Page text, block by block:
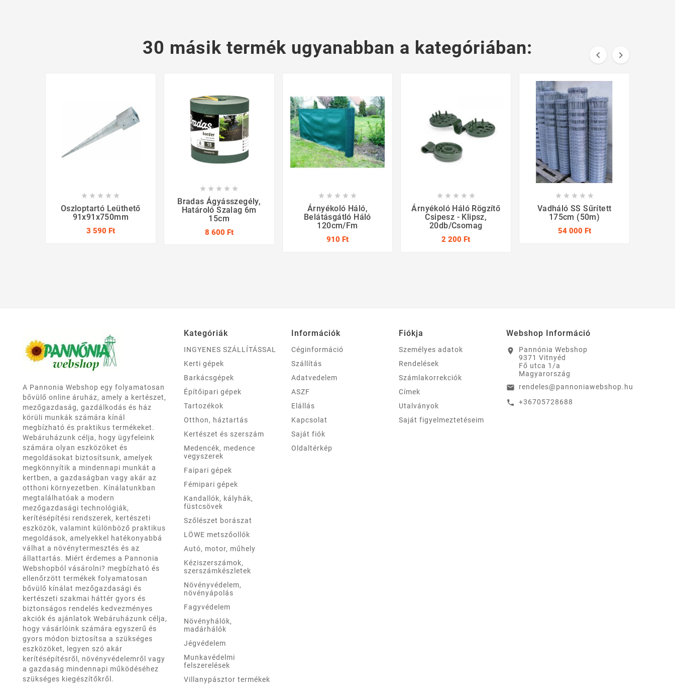
30 másik termék ugyanabban a kategóriában:  
    
Oszloptartó Leüthető
91x91x750mm
3 590 Ft
    
Bradas Ágyásszegély,
Határoló Szalag 6m
15cm
8 600 Ft
    
Árnyékoló Háló,
Belátásgátló Háló
120cm/fm
910 Ft
    
Árnyékoló Háló Rögzítő
Csipesz - Klipsz,
20db/csomag
2 200 Ft
    
Vadháló SS Sűrített
175cm (50m)
54 000 Ft
A Pannonia Webshop egy folyamatosan
bővülő online áruház, amely a kertészet,
mezőgazdaság, gazdálkodás és ház
körüli munkák számára kínál
megbízható és praktikus termékeket.
Webáruházunk célja, hogy ügyfeleink
számára olyan eszközöket és
megoldásokat biztosítsunk, amelyek
megkönnyítik a mindennapi munkát a
kertben, a gazdaságban vagy akár az
otthoni környezetben. Kínálatunkban
megtalálhatóak a modern
mezőgazdasági technológiák,
kerítésépítési rendszerek, kertészeti
eszközök, valamint különböző praktikus
megoldások, amelyekkel hatékonyabbá
válhat a növénytermesztés és az
állattartás. Miért érdemes a Pannonia
Webshopból vásárolni? megbízható és
ellenőrzött termékek folyamatosan
bővülő kínálat mezőgazdasági és
kertészeti szakmai háttér gyors és
biztonságos rendelés kedvezményes
akciók és ajánlatok Webáruházunk célja,
hogy vásárlóink számára egyszerű és
gyors módon biztosítsa a szükséges
eszközöket, legyen szó akár
kerítésépítésről, növényvédelemről vagy
a gazdaság mindennapi működéséhez
szükséges kiegészítőkről.
Kategóriák
INGYENES SZÁLLÍTÁSSAL
Kerti gépek
Barkácsgépek
Építőipari gépek
Tartozékok
Otthon, háztartás
Kertészet és szerszám
Medencék, medence
vegyszerek
Faipari gépek
Fémipari gépek
Kandallók, kályhák,
füstcsövek
Szőlészet borászat
LÖWE metszőollók
Autó, motor, műhely
Kéziszerszámok,
szerszámkészletek
Növényvédelem,
növényápolás
Fagyvédelem
Növényhálók,
madárhálók
Jégvédelem
Munkavédelmi
felszerelések
Villanypásztor termékek
Információk
Céginformáció
Szállítás
Adatvedelem
ASZF
Elállás
Kapcsolat
Saját fiók
Oldaltérkép
Fiókja
Személyes adatok
Rendelések
Számlakorrekciók
Címek
Utalványok
Saját figyelmeztetéseim
Webshop Információ
location_on
Pannónia Webshop
9371 Vitnyéd
Fő utca 1/a
Magyarország
email rendeles@pannoniawebshop.hu
call +36705728688